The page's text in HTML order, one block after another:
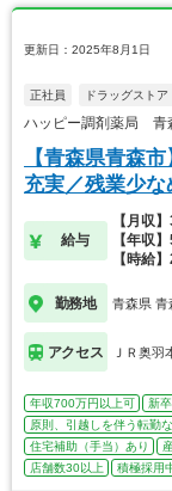
更新日：2025年8月1日
正社員 ドラッグストア
ハッピー調剤薬局 青
【青森県青森
充実／残業少
給与
【月収
【年収
【時給
勤務地 青森県 青
アクセス ＪＲ奥羽
年収700万円以上可 新
原則、引越しを伴う転勤な
住宅補助（手当）あり
店舗数30以上
積極採用